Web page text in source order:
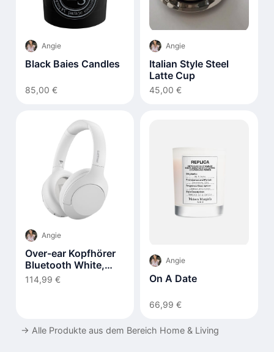
Angie
Black Baies Candles
85,00 €
Angie
Italian Style Steel
Latte Cup
45,00 €
Angie
Over-ear Kopfhörer
Bluetooth White,
TAH8506WT/00
114,99 €
Angie
On A Date
66,99 €
→ Alle Produkte aus dem Bereich Home & Living